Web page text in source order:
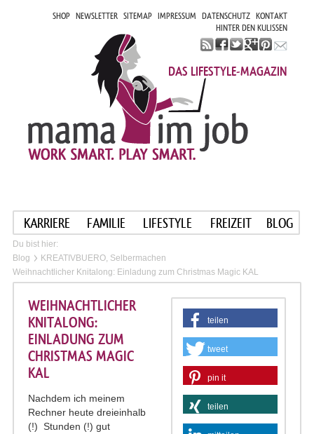
SHOP NEWSLETTER SITEMAP IMPRESSUM DATENSCHUTZ KONTAKT
HINTER DEN KULISSEN
DAS LIFESTYLE-MAGAZIN
KARRIERE FAMILIE LIFESTYLE FREIZEIT BLOG
Du bist hier:
Blog
KREATIVBUERO, Selbermachen
Weihnachtlicher Knitalong: Einladung zum Christmas Magic KAL
teilen
tweet
pin it
teilen
WEIHNACHTLICHER
KNITALONG:
EINLADUNG ZUM
CHRISTMAS MAGIC
KAL
Nachdem ich meinem
Rechner heute dreieinhalb
(!) Stunden (!) gut